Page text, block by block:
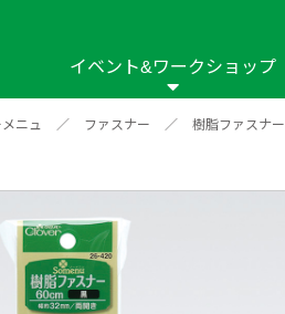
イベント&ワークショップ
2024年
布の手芸
針 ソーイング用品 はさみ
テリア 補修用品
ポルトボヌール
メニュ ／ ファスナー ／ 樹脂ファスナー